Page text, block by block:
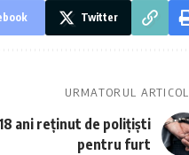
Twitter
URMATORUL ARTICOL
18 ani reținut de polițiști
pentru furt